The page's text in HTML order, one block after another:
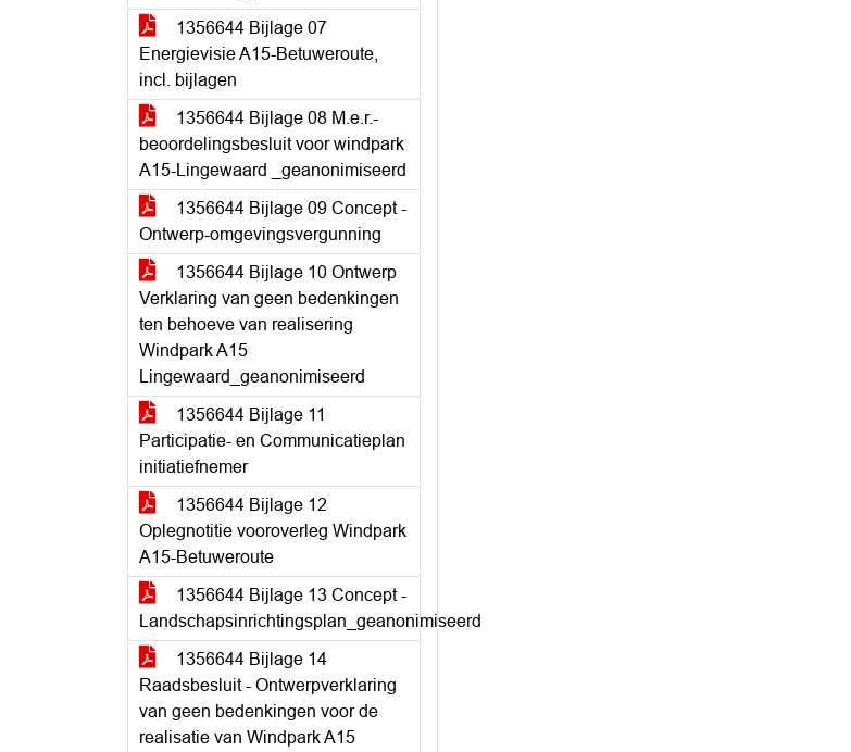
1356644 Bijlage 07
Energievisie A15-Betuweroute,
incl. bijlagen
1356644 Bijlage 08 M.e.r.-
beoordelingsbesluit voor windpark
A15-Lingewaard _geanonimiseerd
1356644 Bijlage 09 Concept -
Ontwerp-omgevingsvergunning
1356644 Bijlage 10 Ontwerp
Verklaring van geen bedenkingen
ten behoeve van realisering
Windpark A15
Lingewaard_geanonimiseerd
1356644 Bijlage 11
Participatie- en Communicatieplan
initiatiefnemer
1356644 Bijlage 12
Oplegnotitie vooroverleg Windpark
A15-Betuweroute
1356644 Bijlage 13 Concept -
Landschapsinrichtingsplan_geanonimiseerd
1356644 Bijlage 14
Raadsbesluit - Ontwerpverklaring
van geen bedenkingen voor de
realisatie van Windpark A15